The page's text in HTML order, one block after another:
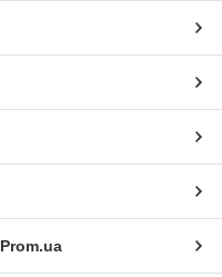
Prom.ua